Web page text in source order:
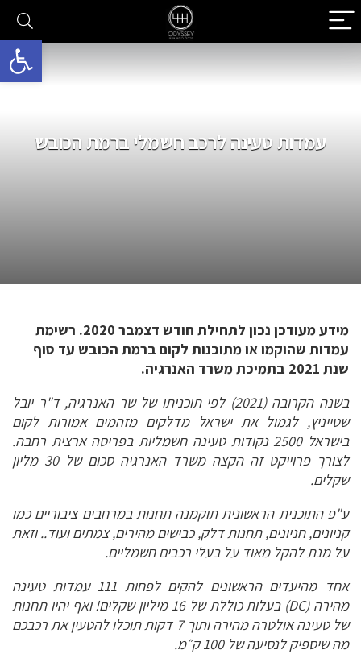
פתח
עמדות טעינה לרכב חשמלי ברמת הכובש
מידע מעודכן נכון לתחילת חודש דצמבר 2020. רשימת
עמדות שהוקמו או מתוכנות לקום ברמת הכובש עד סוף
שנת 2021 בתמיכת משרד האנרגיה.
בשנה הקרובה (2021) לפי
תוכניתו של שר האנרגיה, ד"ר יובל
שטייניץ, לגמול את ישראל מדלקים מזהמים אמורות לקום
בישראל 2500 נקודות טעינה חשמליות בפריסה ארצית רחבה.
לצורך פרוייקט זה הקצה משרד האנרגיה סכום של 30 מליון
שקלים.
ע"פ התוכנית הראשונית תוקמנה תחנות במרחבים ציבוריים כמו
קניונים, חניונים, תחנות דלק, כבישים מהירים, צמתים ועוד.. וזאת
על מנת להקל מאוד על בעלי רכבים חשמליים.
אחד מהיעדים הראשונים להקים לפחות 111 עמדות טעינה
מהירה (DC) בעלות כוללת של 16 מיליון שקלים! ואף יהיו תחנות
של טעינה אולטרה מהירה ותוך 7 דקות תוכלו להטעין את רכבכם
מה שיספיק לנסיעה של 100 ק״מ.